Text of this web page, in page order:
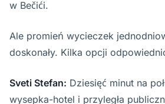
w Bečići.
Ale promień wycieczek
doskonały. Kilka opcji
Sveti Stefan: Dziesięć minut na
wysepka-hotel i przyległa